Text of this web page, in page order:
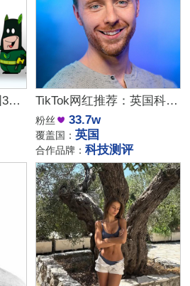
YouTube网红推荐:英国3D打印机科技测评博主 TikTok网红推荐：英国科技新品首发评测达人
粉丝 33.7w
覆盖国：英国
合作品牌：科技测评